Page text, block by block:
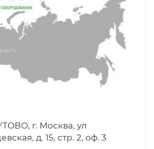
г. Москва, ул
д. 15, стр. 2, оф. 3